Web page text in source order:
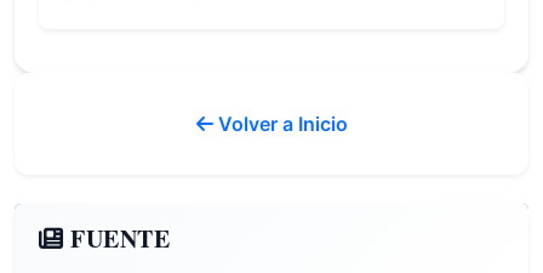
Volver a Inicio
FUENTE